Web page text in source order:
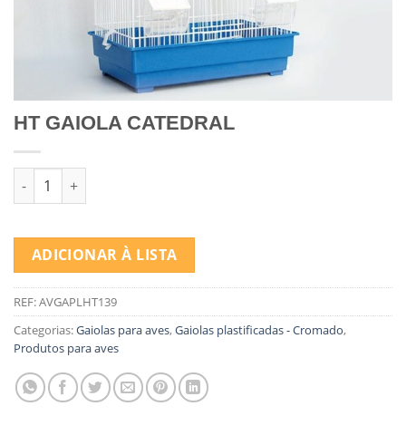
HT GAIOLA CATEDRAL
Quantidade de HT GAIOLA CATEDRAL
ADICIONAR À LISTA
REF:AVGAPLHT139
Categorias:Gaiolas para aves,Gaiolas plastificadas - Cromado,
Produtos para aves